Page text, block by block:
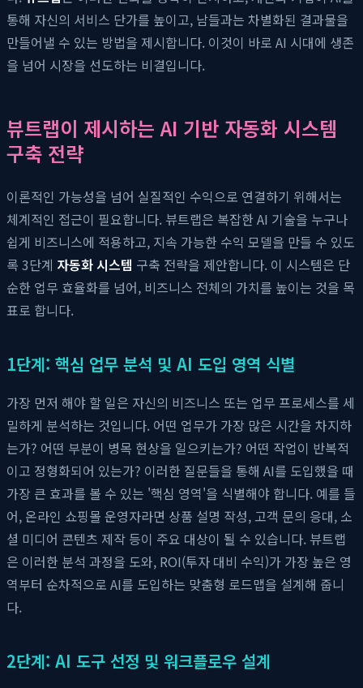
통해 자신의 서비스 단가를 높이고, 남들과는 차별화된 결과물을
만들어낼 수 있는 방법을 제시합니다. 이것이 바로 AI 시대에 생존
을 넘어 시장을 선도하는 비결입니다.
뷰트랩이 제시하는 AI 기반 자동화 시스템
구축 전략
이론적인 가능성을 넘어 실질적인 수익으로 연결하기 위해서는
체계적인 접근이 필요합니다. 뷰트랩은 복잡한 AI 기술을 누구나
쉽게 비즈니스에 적용하고, 지속 가능한 수익 모델을 만들 수 있도
록 3단계 자동화 시스템 구축 전략을 제안합니다. 이 시스템은 단
순한 업무 효율화를 넘어, 비즈니스 전체의 가치를 높이는 것을 목
표로 합니다.
1단계: 핵심 업무 분석 및 AI 도입 영역 식별
가장 먼저 해야 할 일은 자신의 비즈니스 또는 업무 프로세스를 세
밀하게 분석하는 것입니다. 어떤 업무가 가장 많은 시간을 차지하
는가? 어떤 부분이 병목 현상을 일으키는가? 어떤 작업이 반복적
이고 정형화되어 있는가? 이러한 질문들을 통해 AI를 도입했을 때
가장 큰 효과를 볼 수 있는 '핵심 영역'을 식별해야 합니다. 예를 들
어, 온라인 쇼핑몰 운영자라면 상품 설명 작성, 고객 문의 응대, 소
셜 미디어 콘텐츠 제작 등이 주요 대상이 될 수 있습니다. 뷰트랩
은 이러한 분석 과정을 도와, ROI(투자 대비 수익)가 가장 높은 영
역부터 순차적으로 AI를 도입하는 맞춤형 로드맵을 설계해 줍니
다.
2단계: AI 도구 선정 및 워크플로우 설계